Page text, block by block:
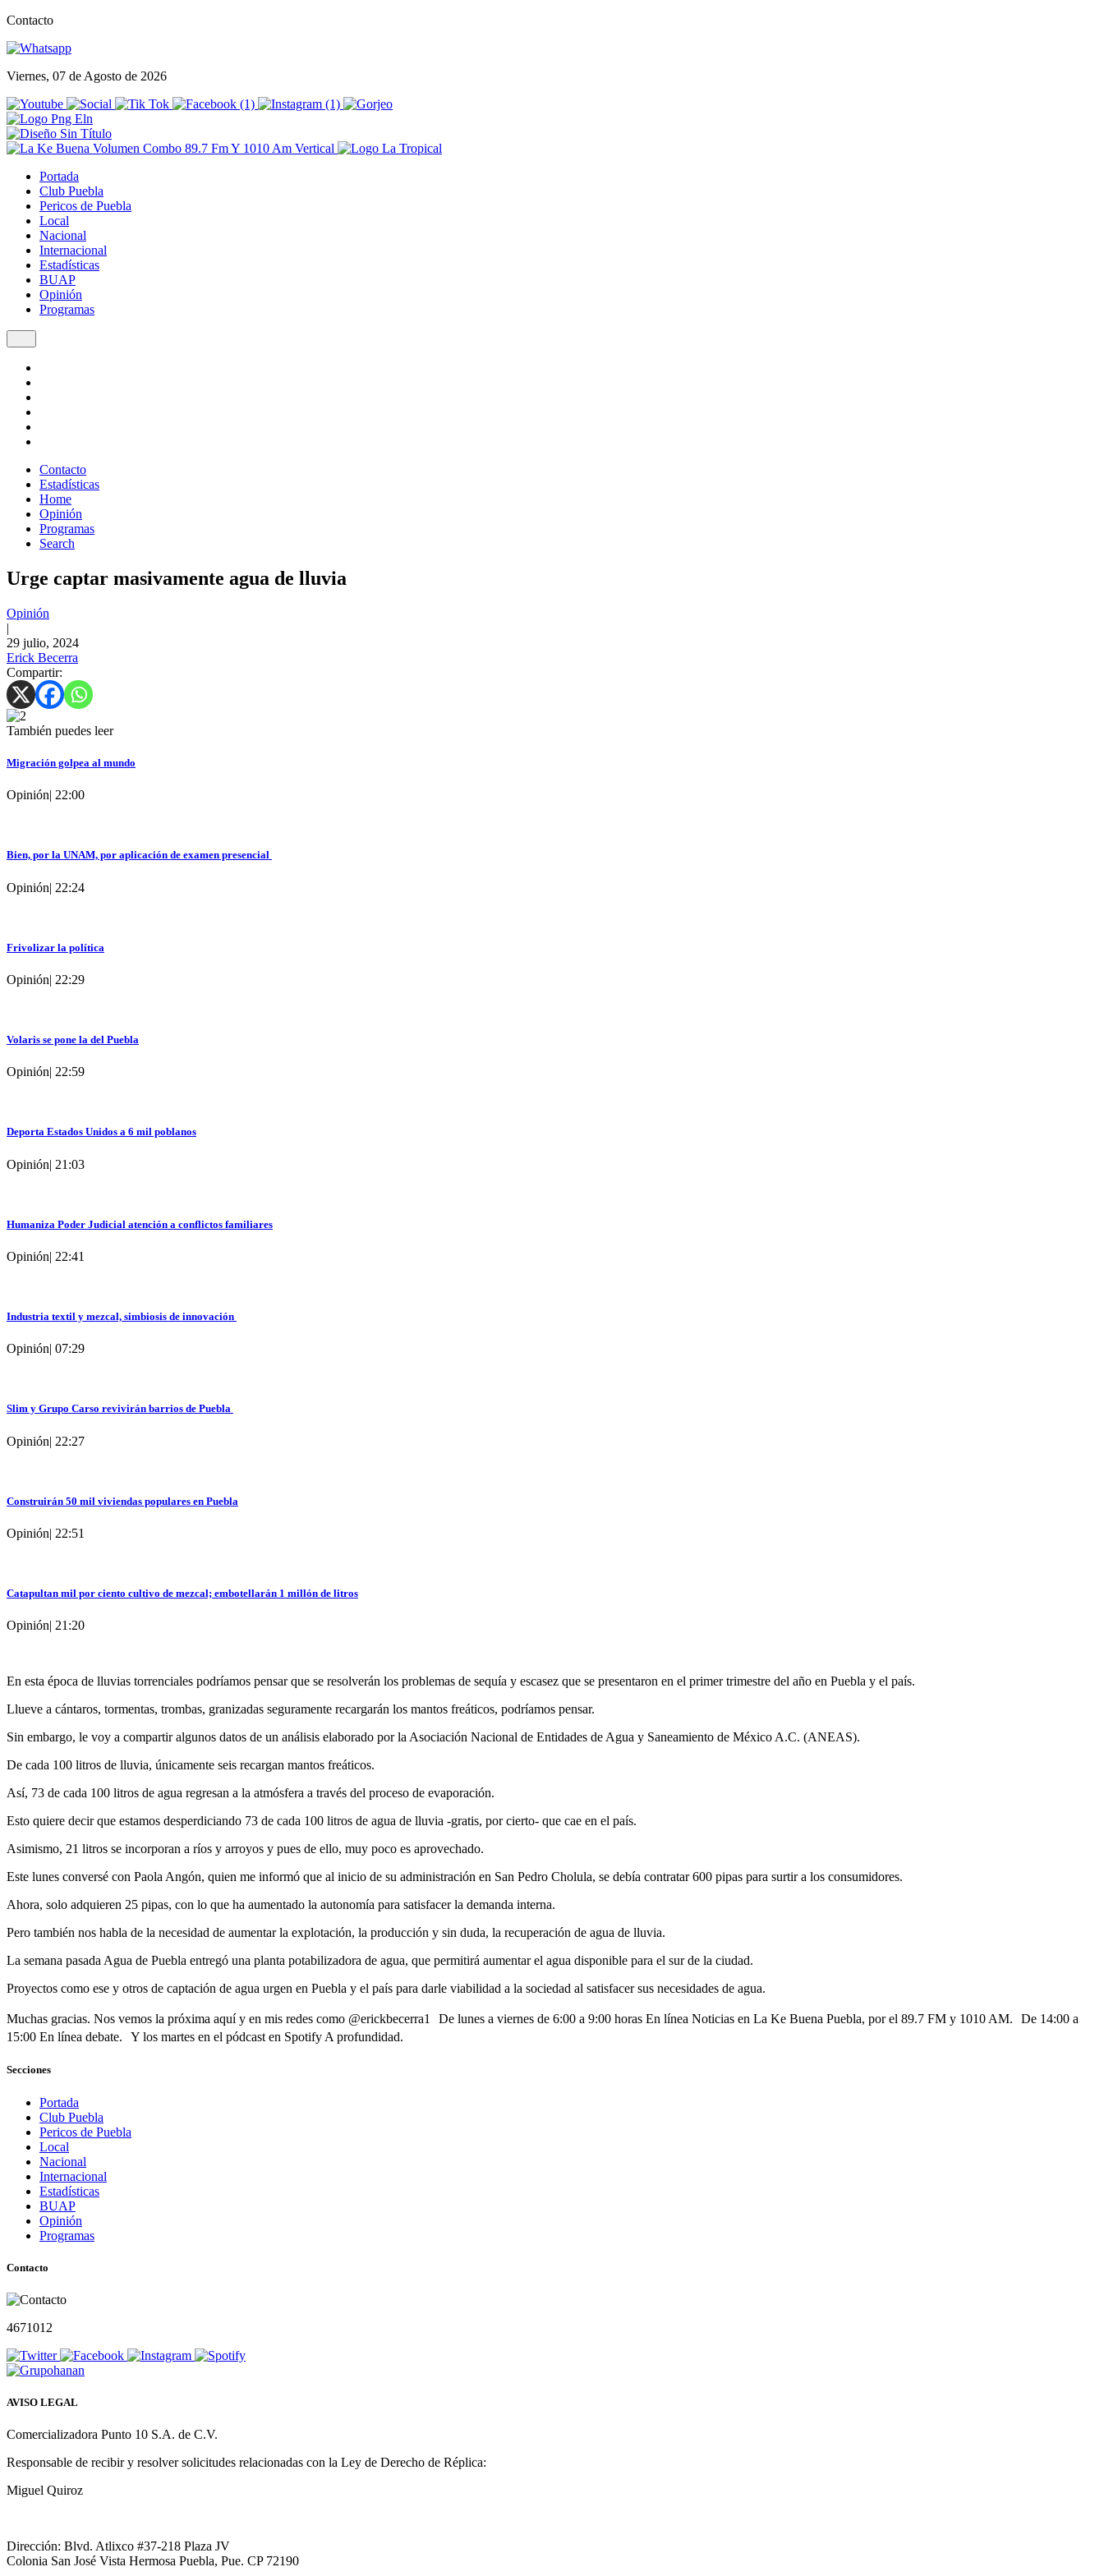
Contacto
Viernes, 07 de Agosto de 2026
Portada
Club Puebla
Pericos de Puebla
Local
Nacional
Internacional
Estadísticas
BUAP
Opinión
Programas
Contacto
Estadísticas
Home
Opinión
Programas
Search
Urge captar masivamente agua de lluvia
Opinión
|
29 julio, 2024
Erick Becerra
Compartir:
También puedes leer
Migración golpea al mundo
Opinión| 22:00
Bien, por la UNAM, por aplicación de examen presencial
Opinión| 22:24
Frivolizar la política
Opinión| 22:29
Volaris se pone la del Puebla
Opinión| 22:59
Deporta Estados Unidos a 6 mil poblanos
Opinión| 21:03
Humaniza Poder Judicial atención a conflictos familiares
Opinión| 22:41
Industria textil y mezcal, simbiosis de innovación
Opinión| 07:29
Slim y Grupo Carso revivirán barrios de Puebla
Opinión| 22:27
Construirán 50 mil viviendas populares en Puebla
Opinión| 22:51
Catapultan mil por ciento cultivo de mezcal; embotellarán 1 millón de litros
Opinión| 21:20
En esta época de lluvias torrenciales podríamos pensar que se resolverán los problemas de sequía y escasez que se presentaron en el primer trimestre del año en Puebla y el país.
Llueve a cántaros, tormentas, trombas, granizadas seguramente recargarán los mantos freáticos, podríamos pensar.
Sin embargo, le voy a compartir algunos datos de un análisis elaborado por la Asociación Nacional de Entidades de Agua y Saneamiento de México A.C. (ANEAS).
De cada 100 litros de lluvia, únicamente seis recargan mantos freáticos.
Así, 73 de cada 100 litros de agua regresan a la atmósfera a través del proceso de evaporación.
Esto quiere decir que estamos desperdiciando 73 de cada 100 litros de agua de lluvia -gratis, por cierto- que cae en el país.
Asimismo, 21 litros se incorporan a ríos y arroyos y pues de ello, muy poco es aprovechado.
Este lunes conversé con Paola Angón, quien me informó que al inicio de su administración en San Pedro Cholula, se debía contratar 600 pipas para surtir a los consumidores.
Ahora, solo adquieren 25 pipas, con lo que ha aumentado la autonomía para satisfacer la demanda interna.
Pero también nos habla de la necesidad de aumentar la explotación, la producción y sin duda, la recuperación de agua de lluvia.
La semana pasada Agua de Puebla entregó una planta potabilizadora de agua, que permitirá aumentar el agua disponible para el sur de la ciudad.
Proyectos como ese y otros de captación de agua urgen en Puebla y el país para darle viabilidad a la sociedad al satisfacer sus necesidades de agua.
Muchas gracias. Nos vemos la próxima aquí y en mis redes como @erickbecerra1 De lunes a viernes de 6:00 a 9:00 horas En línea Noticias en La Ke Buena Puebla, por el 89.7 FM y 1010 AM. De 14:00 a
15:00 En línea debate. Y los martes en el pódcast en Spotify A profundidad.
Secciones
Portada
Club Puebla
Pericos de Puebla
Local
Nacional
Internacional
Estadísticas
BUAP
Opinión
Programas
Contacto
4671012
AVISO LEGAL
Comercializadora Punto 10 S.A. de C.V.
Responsable de recibir y resolver solicitudes relacionadas con la Ley de Derecho de Réplica:
Miguel Quiroz
Dirección: Blvd. Atlixco #37-218 Plaza JV
Colonia San José Vista Hermosa Puebla, Pue. CP 72190